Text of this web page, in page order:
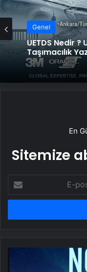
Genel
UETDS Nedir ?
Taşımacılık
En
Sitemize
posta
adresinizi
Nordik
Film